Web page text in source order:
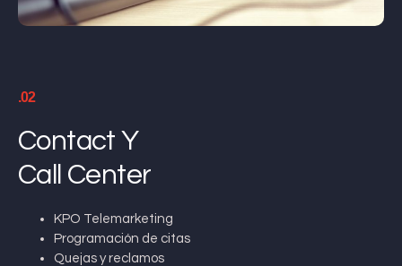
.02
Contact Y
Call Center
KPO Telemarketing
Programación de citas
Quejas y reclamos